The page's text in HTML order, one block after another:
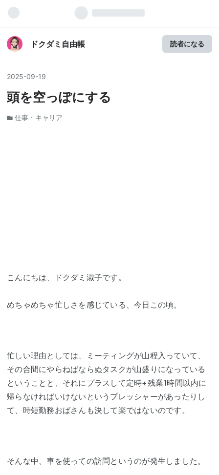
ドクダミ自由帳 読者になる
2025-09-19
頭を空っぽにする
仕事・キャリア
こんにちは、ドクダミ淑子です。
めちゃめちゃ忙しさを感じている、今日この頃。
忙しい理由としては、ミーティングが山程入っていて、
その合間にやらねばならぬタスクが山盛りになっている
ということと、それにプラスして定時+残業1時間以内に
帰らなければいけないというプレッシャーがあったりし
て、時短勤務おばさんも決して楽ではないのです。
そんな中、車を使っての訪問というのが発生しました。